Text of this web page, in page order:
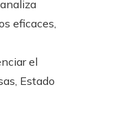
eficaces,
el
Estado